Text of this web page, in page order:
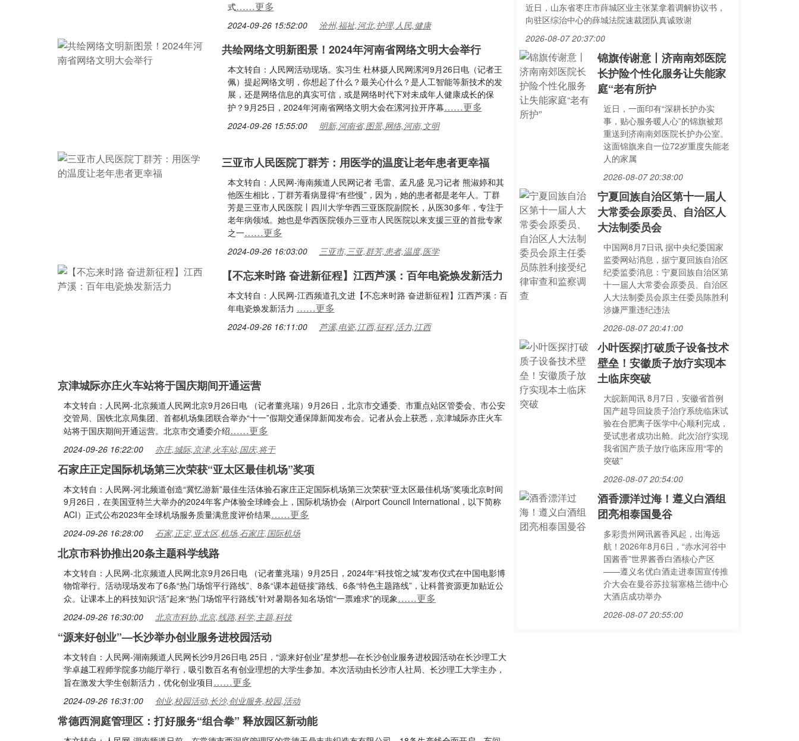
式……更多
2024-09-26 15:52:00 沧州,福祉,河北,护理,人民,健康
共绘网络文明新图景！2024年河南省网络文明大会举行
本文转自：人民网活动现场。实习生 杜林摄人民网漯河9月26日电（记者王
佩）提起网络文明，你想起了什么？最关心什么？是人工智能等新技术的发
展，还是网络信息的真实可信，或是网络时代下对未成年人健康成长的保
护？9月25日，2024年河南省网络文明大会在漯河拉开序幕……更多
2024-09-26 15:55:00 明新,河南省,图景,网络,河南,文明
三亚市人民医院丁群芳：用医学的温度让老年患者更幸福
本文转自：人民网-海南频道人民网记者 毛雷、孟凡盛 见习记者 熊淑婷和其
他医生相比，丁群芳看病显得“有些慢”，因为，她的患者都是老年人。丁群
芳是三亚市人民医院丨四川大学华西三亚医院副院长，从医30多年，专注于
老年病领域。她也是华西医院领办三亚市人民医院以来支援三亚的首批专家
之一……更多
2024-09-26 16:03:00 三亚市,三亚,群芳,患者,温度,医学
【不忘来时路 奋进新征程】江西芦溪：百年电瓷焕发新活力
本文转自：人民网-江西频道孔文进【不忘来时路 奋进新征程】江西芦溪：百
年电瓷焕发新活力 ……更多
2024-09-26 16:11:00 芦溪,电瓷,江西,征程,活力,江西
京津城际亦庄火车站将于国庆期间开通运营
本文转自：人民网-北京频道人民网北京9月26日电 （记者董兆瑞）9月26日，北京市交通委、市重点站区管委会、市公安
交管局、国铁北京局集团、首都机场集团联合举办“十一”假期交通保障新闻发布会。记者从会上获悉，京津城际亦庄火车
站将于国庆期间开通运营。北京市交通委介绍……更多
2024-09-26 16:22:00 亦庄,城际,京津,火车站,国庆,将于
石家庄正定国际机场第三次荣获“亚太区最佳机场”奖项
本文转自：人民网-河北频道创造“冀忆游新”最佳生活体验石家庄正定国际机场第三次荣获“亚太区最佳机场”奖项北京时间
9月26日，在美国亚特兰大举办的2024年客户体验全球峰会上，国际机场协会（Airport Council International，以下简称
ACI）正式公布2023年全球机场服务质量满意度评价结果……更多
2024-09-26 16:28:00 石家,正定,亚太区,机场,石家庄,国际机场
北京市科协推出20条主题科学线路
本文转自：人民网-北京频道人民网北京9月26日电 （记者董兆瑞）9月25日，2024年“科技馆之城”发布仪式在中国电影博
物馆举行。活动现场发布了6条“热门场馆平行路线”、8条“课本超链接”路线、6条“特色主题路线”，让科普资源更加贴近公
众。让课本上的科技知识“活”起来“热门场馆平行路线”针对暑期各知名场馆“一票难求”的现象……更多
2024-09-26 16:30:00 北京市科协,北京,线路,科学,主题,科技
“源来好创业”—长沙举办创业服务进校园活动
本文转自：人民网-湖南频道人民网长沙9月26日电 25日，“源来好创业”星梦想—在长沙创业服务进校园活动在长沙理工大
学卓越工程师学院多功能厅举行，吸引数百名有创业理想的大学生参加。本次活动由长沙市人社局、长沙理工大学主办，
旨在激发大学生创新活力，优化创业项目……更多
2024-09-26 16:31:00 创业,校园活动,长沙,创业服务,校园,活动
常德西洞庭管理区：打好服务“组合拳” 释放园区新动能
近日，山东省枣庄市薛城区业主张某拿着调解协议书，
向驻区综治中心的薛城法院速裁团队真诚致谢
2026-08-07 20:37:00
锦旗传谢意丨济南南郊医院
长护险个性化服务让失能家
庭“老有所护
近日，一面印有“深耕长护办实
事，贴心服务暖人心”的锦旗被郑
重送到济南南郊医院长护办公室。
这面锦旗来自一位72岁重度失能老
人的家属
2026-08-07 20:38:00
宁夏回族自治区第十一届人
大常委会原委员、自治区人
大法制委员会
中国网8月7日讯 据中央纪委国家
监委网站消息，据宁夏回族自治区
纪委监委消息：宁夏回族自治区第
十一届人大常委会原委员、自治区
人大法制委员会原主任委员陈胜利
涉嫌严重违纪违法
2026-08-07 20:41:00
小叶医探|打破质子设备技术
壁垒！安徽质子放疗实现本
土临床突破
大皖新闻讯 8月7日，安徽省首例
国产超导回旋质子治疗系统临床试
验在合肥离子医学中心顺利完成，
受试患者成功出舱。此次治疗实现
我省国产质子放疗临床应用“零的
突破”
2026-08-07 20:54:00
酒香漂洋过海！遵义白酒组
团亮相泰国曼谷
多彩贵州网讯酱香风起，出海远
航！2026年8月6日，“赤水河谷中
国酱香”世界酱香白酒核心产区
——遵义名优白酒走进泰国宣传推
介大会在曼谷苏拉翁塞格兰德中心
大酒店成功举办
2026-08-07 20:55:00